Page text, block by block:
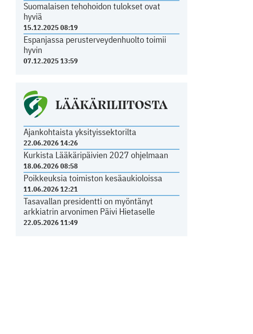
Suomalaisen tehohoidon tulokset ovat
hyviä
15.12.2025 08:19
Espanjassa perusterveydenhuolto toimii
hyvin
07.12.2025 13:59
LÄÄKÄRILIITOSTA
Ajankohtaista yksityissektorilta
22.06.2026 14:26
Kurkista Lääkäripäivien 2027 ohjelmaan
18.06.2026 08:58
Poikkeuksia toimiston kesäaukioloissa
11.06.2026 12:21
Tasavallan presidentti on myöntänyt
arkkiatrin arvonimen Päivi Hietaselle
22.05.2026 11:49